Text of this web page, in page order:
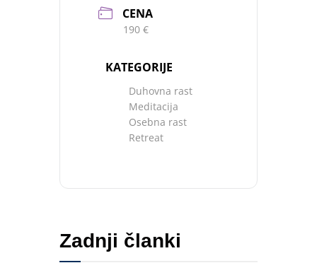
CENA
190 €
KATEGORIJE
Duhovna rast
Meditacija
Osebna rast
Retreat
Zadnji članki